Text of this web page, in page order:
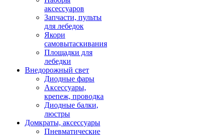
аксессуаров
Запчасти, пульты
для лебедок
Якори
самовытаскивания
Площадки для
лебедки
Внедорожный свет
Диодные фары
Аксессуары,
крепеж, проводка
Диодные балки,
люстры
Домкраты, аксессуары
Пневматические